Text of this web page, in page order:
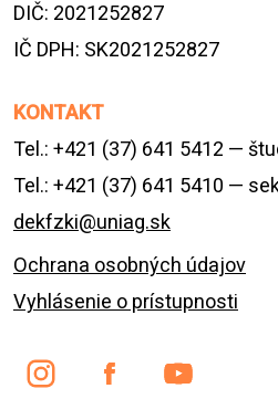
DIČ: 2021252827
IČ DPH: SK2021252827
KONTAKT
Tel.: +421 (37) 641 5412 —
Tel.: +421 (37) 641 5410 —
dekfzki@uniag.sk
Ochrana osobných údajov
Vyhlásenie o prístupnosti